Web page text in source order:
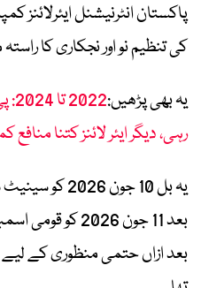
پاکستان انٹرنیشنل
کی تنظیم نو اور نجکاری کا
یہ بھی پڑھیں:
رہی، دیگر ایئر لائنز کتنا منافع
یہ بل 10 جون
بعد 11 جون 2026
بعد ازاں حتمی منظوری کے